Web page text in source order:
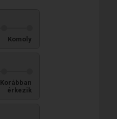
Komoly
Korábban
érkezik